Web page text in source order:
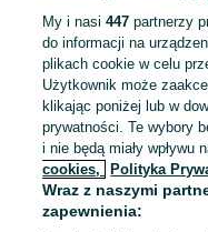
My i nasi447 partnerzy
do informacji na
plikach cookie w celu
Użytkownik może
klikając poniżej lub w
prywatności. Te wybory
i nie będą miały wpływu
cookies,
Polityka
Wraz z naszymi
zapewnienia: